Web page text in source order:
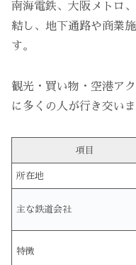
南海電鉄、大阪メトロ
結し、地下通路や商業
す。
観光・買い物・空港ア
に多くの人が行き交いま
項目
所在地
主な鉄道会社
特徴